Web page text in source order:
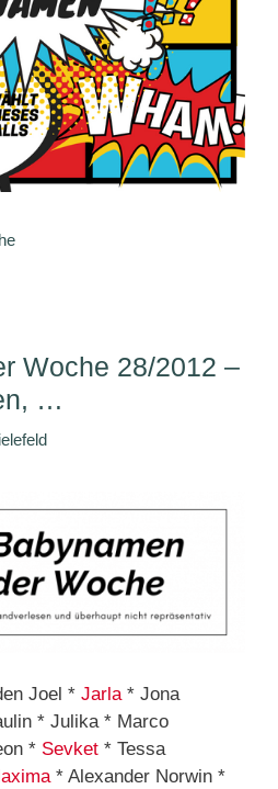
Woche 28/2012 –
…
Joel * Jarla* Jona
* Julika * Marco
* Sevket * Tessa
* Alexander Norwin *